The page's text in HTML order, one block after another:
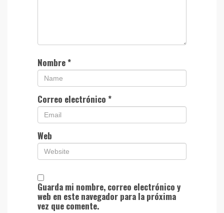
Nombre*
Correo electrónico *
Web
Guarda mi nombre, correo electrónico y
web en este navegador para la próxima
vez que comente.